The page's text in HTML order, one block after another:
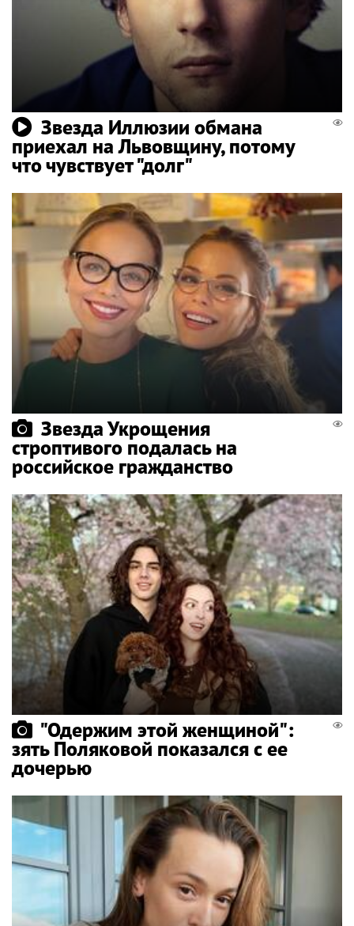
Звезда Иллюзии обмана
приехал на Львовщину, потому
что чувствует "долг"
Звезда Укрощения
строптивого подалась на
российское гражданство
"Одержим этой женщиной":
зять Поляковой показался с ее
дочерью